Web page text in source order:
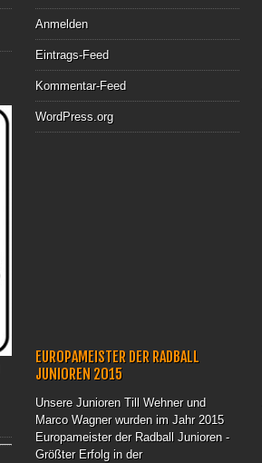
Anmelden
Eintrags-Feed
Kommentar-Feed
WordPress.org
EUROPAMEISTER DER RADBALL
JUNIOREN 2015
Unsere Junioren Till Wehner und
Marco Wagner wurden im Jahr 2015
Europameister der Radball Junioren -
Größter Erfolg in der